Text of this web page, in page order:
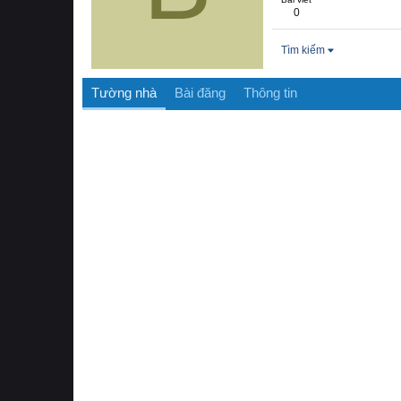
0
Tìm kiếm
Tường nhà Bài đăng Thông tin